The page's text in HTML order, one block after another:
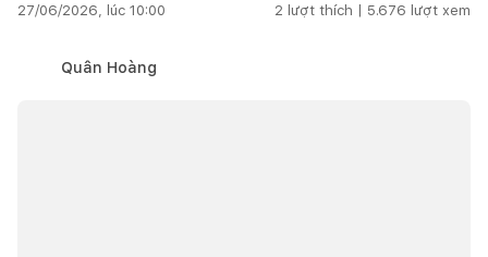
27/06/2026, lúc 10:00 2 lượt thích | 5.676 lượt xem
Quân Hoàng